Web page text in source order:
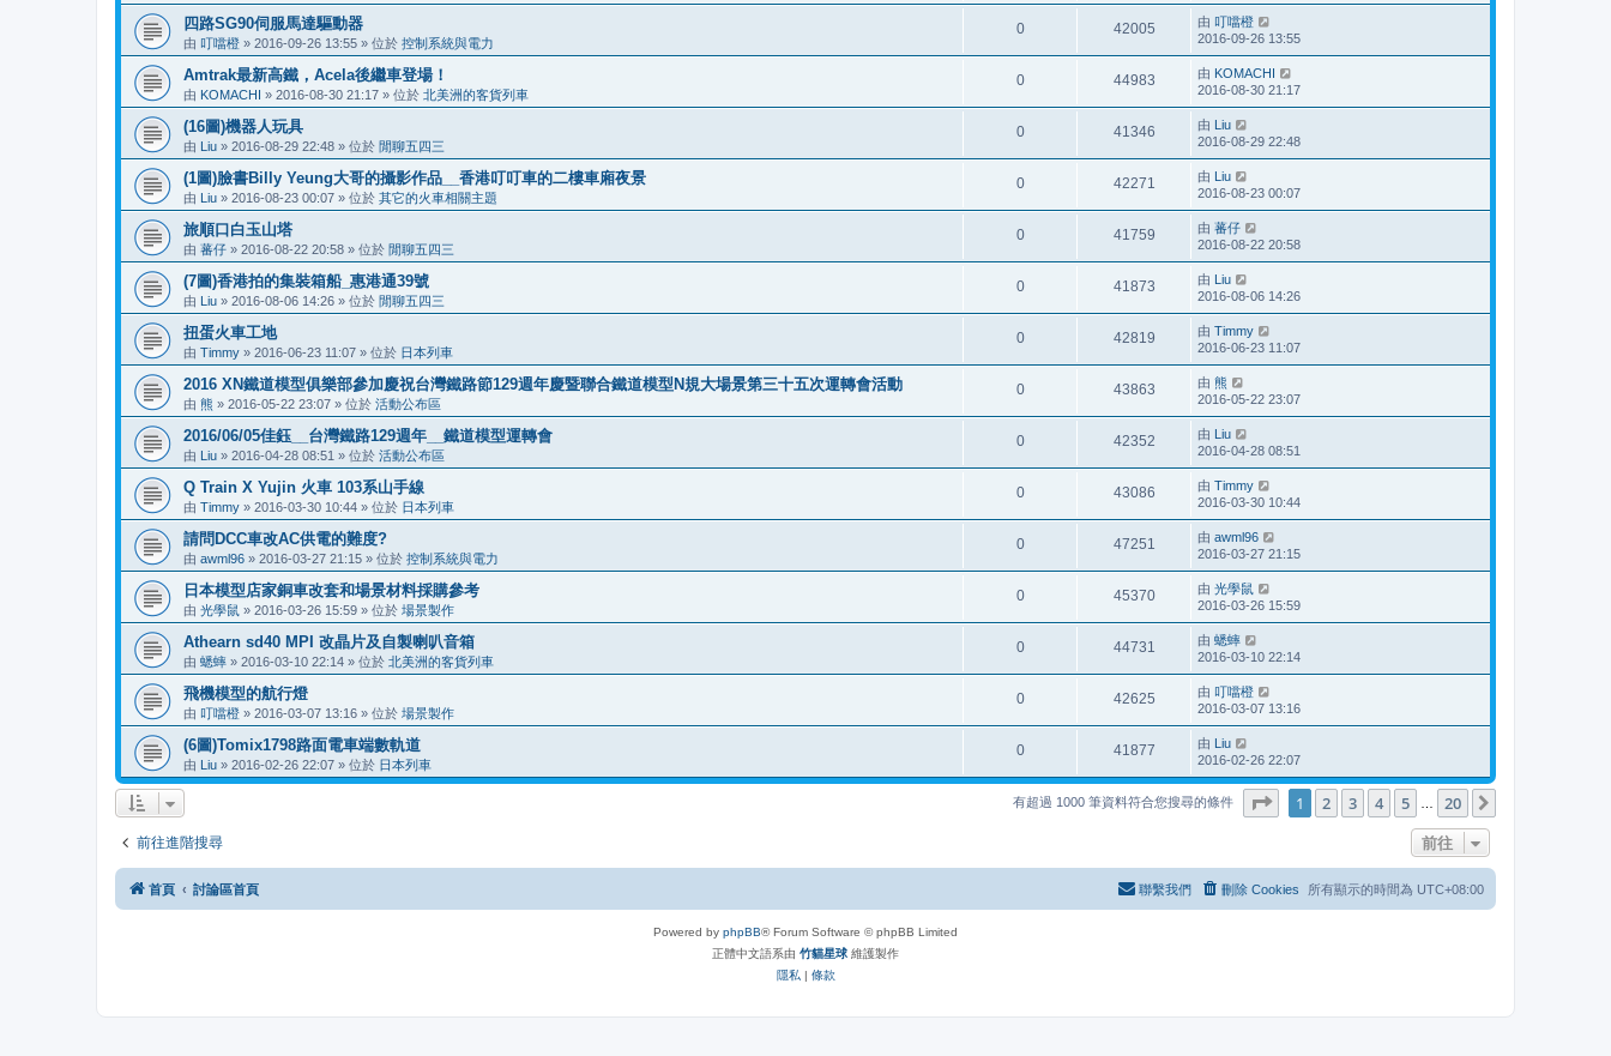
四路SG90伺服馬達驅動器
由 叮噹橙 » 2016-09-26 13:55 » 位於 控制系統與電力
0 42005 由 叮噹橙
2016-09-26 13:55
Amtrak最新高鐵，Acela後繼車登場！
由 KOMACHI » 2016-08-30 21:17 » 位於 北美洲的客貨列車
0 44983 由 KOMACHI
2016-08-30 21:17
(16圖)機器人玩具
由 Liu » 2016-08-29 22:48 » 位於 閒聊五四三
0 41346 由 Liu
2016-08-29 22:48
(1圖)臉書Billy Yeung大哥的攝影作品__香港叮叮車的二樓車廂夜景
由 Liu » 2016-08-23 00:07 » 位於 其它的火車相關主題
0 42271 由 Liu
2016-08-23 00:07
旅順口白玉山塔
由 蕃仔 » 2016-08-22 20:58 » 位於 閒聊五四三
0 41759 由 蕃仔
2016-08-22 20:58
(7圖)香港拍的集裝箱船_惠港通39號
由 Liu » 2016-08-06 14:26 » 位於 閒聊五四三
0 41873 由 Liu
2016-08-06 14:26
扭蛋火車工地
由 Timmy » 2016-06-23 11:07 » 位於 日本列車
0 42819 由 Timmy
2016-06-23 11:07
2016 XN鐵道模型俱樂部參加慶祝台灣鐵路節129週年慶暨聯合鐵道模型N規大場景第三十五次運轉會活動
由 熊 » 2016-05-22 23:07 » 位於 活動公布區
0 43863 由 熊
2016-05-22 23:07
2016/06/05佳鈺__台灣鐵路129週年__鐵道模型運轉會
由 Liu » 2016-04-28 08:51 » 位於 活動公布區
0 42352 由 Liu
2016-04-28 08:51
Q Train X Yujin 火車 103系山手線
由 Timmy » 2016-03-30 10:44 » 位於 日本列車
0 43086 由 Timmy
2016-03-30 10:44
請問DCC車改AC供電的難度?
由 awml96 » 2016-03-27 21:15 » 位於 控制系統與電力
0 47251 由 awml96
2016-03-27 21:15
日本模型店家銅車改套和場景材料採購參考
由 光學鼠 » 2016-03-26 15:59 » 位於 場景製作
0 45370 由 光學鼠
2016-03-26 15:59
Athearn sd40 MPI 改晶片及自製喇叭音箱
由 蟋蟀 » 2016-03-10 22:14 » 位於 北美洲的客貨列車
0 44731 由 蟋蟀
2016-03-10 22:14
飛機模型的航行燈
由 叮噹橙 » 2016-03-07 13:16 » 位於 場景製作
0 42625 由 叮噹橙
2016-03-07 13:16
(6圖)Tomix1798路面電車端數軌道
由 Liu » 2016-02-26 22:07 » 位於 日本列車
0 41877 由 Liu
2016-02-26 22:07
有超過 1000 筆資料符合您搜尋的條件 1頁 (共 20 頁)
1 2 3 4 5 20
前往進階搜尋 前往
首頁 討論區首頁 所有顯示的時間為 UTC+08:00
刪除 Cookies
聯繫我們
Powered by phpBB® Forum Software © phpBB Limited
正體中文語系由 竹貓星球 維護製作
隱私 | 條款